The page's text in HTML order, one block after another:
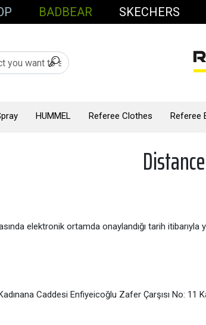
BADBEAR SKECHERS
HUMMEL Referee Clothes Referee
elektronik ortamda onaylandığı tarih itibarıyla
Caddesi Enfiyeicoğlu Zafer Çarşısı No: